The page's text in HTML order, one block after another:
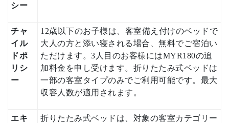
シー
チャ
イル
ドポ
リシ
ー
12歳以下のお子様は、客室備え付けのベッドで
大人の方と添い寝される場合、無料でご宿泊い
ただけます。3人目のお客様にはMYR180の追
加料金を申し受けます。折りたたみ式ベッドは
一部の客室タイプのみでご利用可能です。最大
収容人数が適用されます。
エキ
折りたたみ式ベッドは、対象の客室カテゴリー